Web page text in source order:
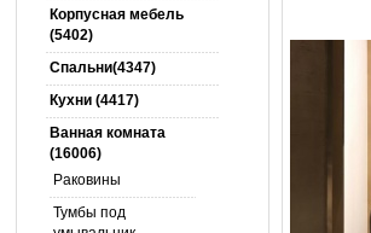
Корпусная мебель
(5402)
Спальни(4347)
Кухни (4417)
Ванная комната
(16006)
Раковины
Тумбы под